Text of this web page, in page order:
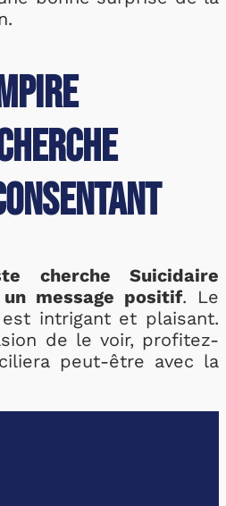
cherche Suicidaire
message positif. Le
intrigant et plaisant.
de le voir, profitez-
peut-être avec la